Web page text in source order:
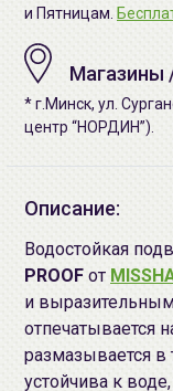
и Пятницам.
Магазины
* г.Минск, ул.
центр “НОРДИН”).
Описание:
Водостойкая
PROOF от
и
отпечатывается
размазывается в
устойчива к